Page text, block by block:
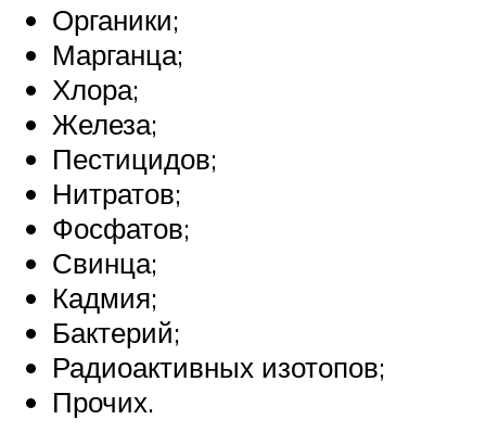
Органики;
Марганца;
Хлора;
Железа;
Пестицидов;
Нитратов;
Фосфатов;
Свинца;
Кадмия;
Бактерий;
Радиоактивных изотопов;
Прочих.